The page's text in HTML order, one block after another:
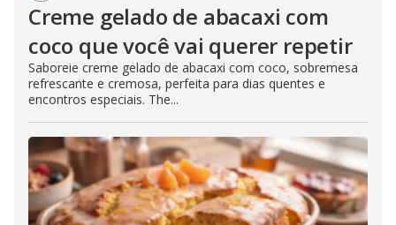
Creme gelado de abacaxi com
coco que você vai querer repetir
Saboreie creme gelado de abacaxi com coco, sobremesa
refrescante e cremosa, perfeita para dias quentes e
encontros especiais. The...